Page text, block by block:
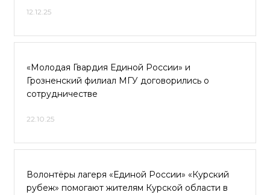
12.12.25
«Молодая Гвардия Единой России» и
Грозненский филиал МГУ договорились о
сотрудничестве
22.10.25
Волонтёры лагеря «Единой России» «Курский
рубеж» помогают жителям Курской области в